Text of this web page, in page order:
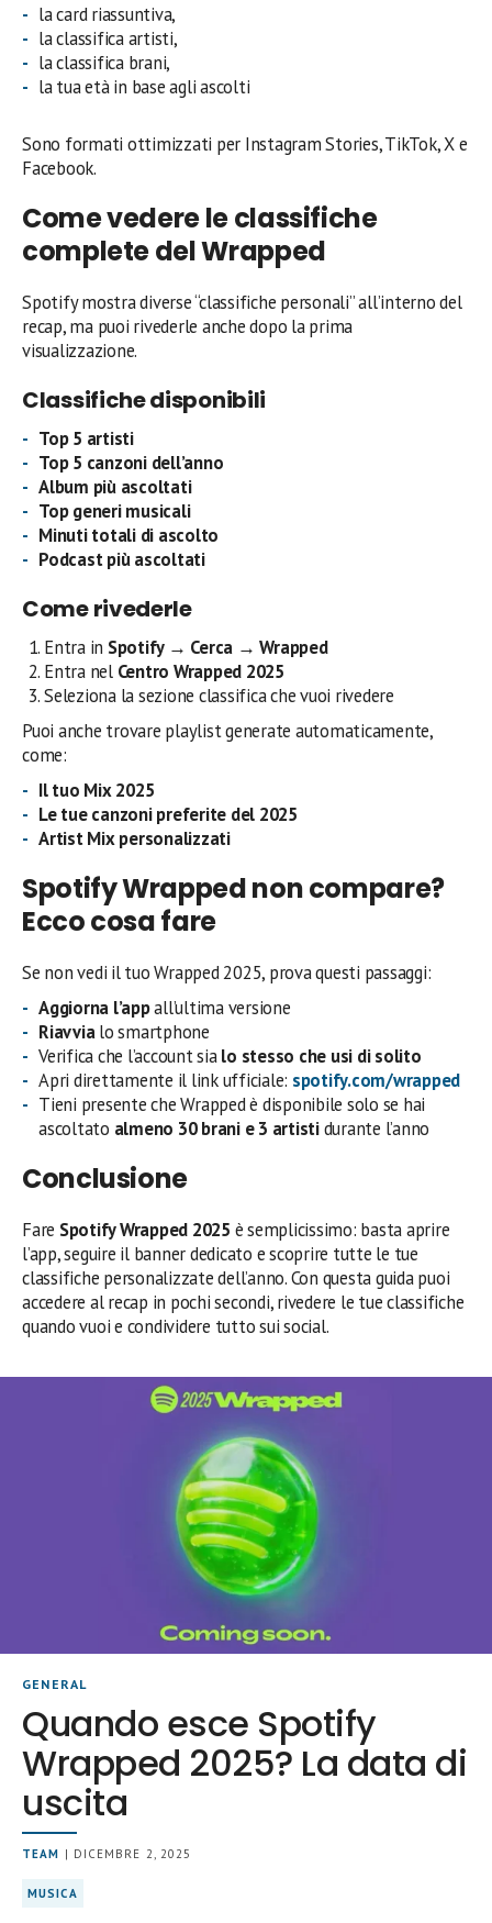
la card riassuntiva,
la classifica artisti,
la classifica brani,
la tua età in base agli ascolti
Sono formati ottimizzati per Instagram Stories, TikTok, X e
Facebook.
Come vedere le classifiche
complete del Wrapped
Spotify mostra diverse “classifiche personali” all’interno del
recap, ma puoi rivederle anche dopo la prima
visualizzazione.
Classifiche disponibili
Top 5 artisti
Top 5 canzoni dell’anno
Album più ascoltati
Top generi musicali
Minuti totali di ascolto
Podcast più ascoltati
Come rivederle
Entra in Spotify → Cerca → Wrapped
Entra nel Centro Wrapped 2025
Seleziona la sezione classifica che vuoi rivedere
Puoi anche trovare playlist generate automaticamente,
come:
Il tuo Mix 2025
Le tue canzoni preferite del 2025
Artist Mix personalizzati
Spotify Wrapped non compare?
Ecco cosa fare
Se non vedi il tuo Wrapped 2025, prova questi passaggi:
Aggiorna l’appall’ultima versione
Riavvialo smartphone
Verifica che l’account sialo stesso che usi di solito
Apri direttamente il link ufficiale: spotify.com/wrapped
Tieni presente che Wrapped è disponibile solo se hai
ascoltato almeno 30 brani e 3 artistidurante l’anno
Conclusione
Fare Spotify Wrapped 2025 è semplicissimo: basta aprire
l’app, seguire il banner dedicato e scoprire tutte le tue
classifiche personalizzate dell’anno. Con questa guida puoi
accedere al recap in pochi secondi, rivedere le tue classifiche
quando vuoi e condividere tutto sui social.
GENERAL
Quando esce Spotify
Wrapped 2025? La data di
uscita
TEAM | DICEMBRE 2, 2025
MUSICA